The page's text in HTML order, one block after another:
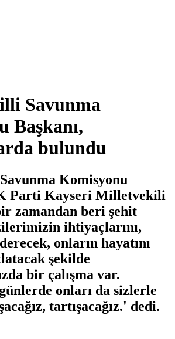
Savunma
Başkanı,
bulundu
Komisyonu
Parti Kayseri Milletvekili
zamandan beri şehit
ihtiyaçlarını,
onların hayatını
şekilde
bir çalışma var.
onları da sizlerle
tartışacağız.' dedi.